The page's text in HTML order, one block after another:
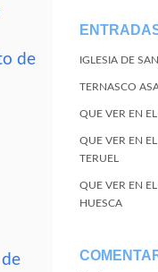
de
IGLESIA DE
TERNASCO
QUE VER EN
QUE VER EN
TERUEL
QUE VER EN
HUESCA